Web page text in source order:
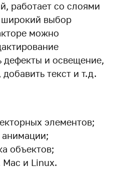
работает со слоями
широкий выбор
можно
дефекты и освещение,
текст и т.д.
элементов;
анимации;
объектов;
Mac и Linux.